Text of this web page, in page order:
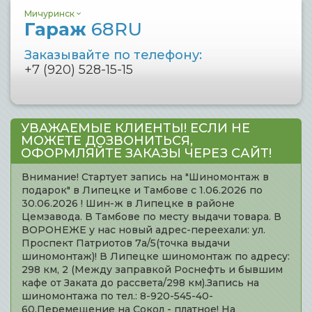
Мичуринск
Гараж 68RU
Заказывайте по телефону:
+7 (920) 528-15-15
УВАЖАЕМЫЕ КЛИЕНТЫ! ЕСЛИ НЕ
МОЖЕТЕ ДОЗВОНИТЬСЯ,
ОФОРМЛЯЙТЕ ЗАКАЗЫ ЧЕРЕЗ САЙТ!
Внимание! Стартует запись на "Шиномонтаж в
подарок" в Липецке и Тамбове с 1.06.2026 по
30.06.2026 ! Шин-ж в Липецке в районе
Цемзавода. В Тамбове по месту выдачи товара. В
ВОРОНЕЖЕ у нас новый адрес-переехали: ул.
Проспект Патриотов 7а/5(точка выдачи
шиномонтаж)! В Липецке шиномонтаж по адресу:
298 км, 2 (Между заправкой Роснефть и бывшим
кафе от Заката до рассвета/298 км).Запись на
шиномонтажа по тел.: 8-920-545-40-
60.Перемещение на Сокол - платное! На